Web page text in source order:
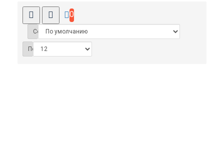
0
Сортировка:
Показать: